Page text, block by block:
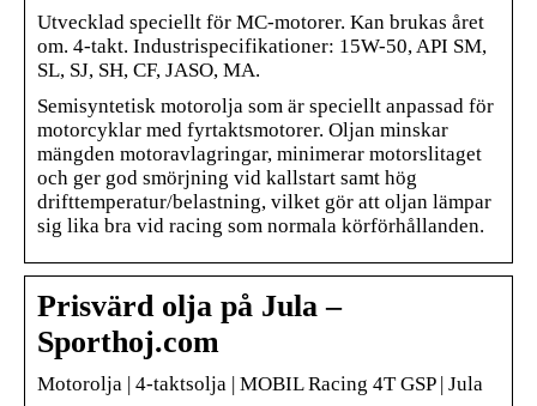
Utvecklad speciellt för MC-motorer. Kan brukas året
om. 4-takt. Industrispecifikationer: 15W-50, API SM,
SL, SJ, SH, CF, JASO, MA.
Semisyntetisk motorolja som är speciellt anpassad för
motorcyklar med fyrtaktsmotorer. Oljan minskar
mängden motoravlagringar, minimerar motorslitaget
och ger god smörjning vid kallstart samt hög
drifttemperatur/belastning, vilket gör att oljan lämpar
sig lika bra vid racing som normala körförhållanden.
Prisvärd olja på Jula –
Sporthoj.com
Motorolja | 4-taktsolja | MOBIL Racing 4T GSP | Jula